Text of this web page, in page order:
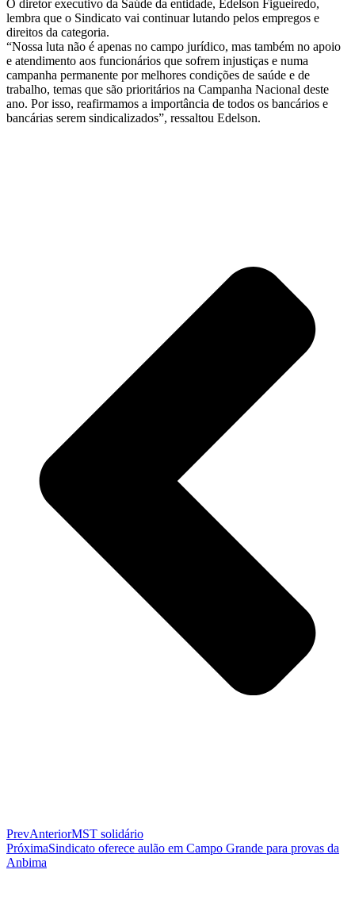
O diretor executivo da Saúde da entidade, Edelson Figueiredo,
lembra que o Sindicato vai continuar lutando pelos empregos e
direitos da categoria.
“Nossa luta não é apenas no campo jurídico, mas também no apoio
e atendimento aos funcionários que sofrem injustiças e numa
campanha permanente por melhores condições de saúde e de
trabalho, temas que são prioritários na Campanha Nacional deste
ano. Por isso, reafirmamos a importância de todos os bancários e
bancárias serem sindicalizados”, ressaltou Edelson.
PrevAnteriorMST solidário
PróximaSindicato oferece aulão em Campo Grande para provas da
Anbima